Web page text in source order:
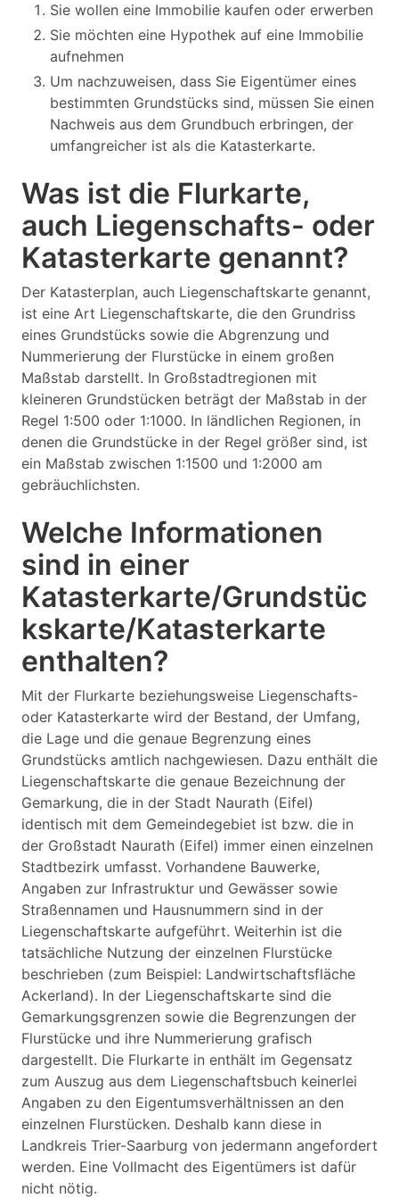
Sie wollen eine Immobilie kaufen oder erwerben
Sie möchten eine Hypothek auf eine Immobilie
aufnehmen
Um nachzuweisen, dass Sie Eigentümer eines
bestimmten Grundstücks sind, müssen Sie einen
Nachweis aus dem Grundbuch erbringen, der
umfangreicher ist als die Katasterkarte.
Was ist die Flurkarte,
auch Liegenschafts- oder
Katasterkarte genannt?
Der Katasterplan, auch Liegenschaftskarte genannt,
ist eine Art Liegenschaftskarte, die den Grundriss
eines Grundstücks sowie die Abgrenzung und
Nummerierung der Flurstücke in einem großen
Maßstab darstellt. In Großstadtregionen mit
kleineren Grundstücken beträgt der Maßstab in der
Regel 1:500 oder 1:1000. In ländlichen Regionen, in
denen die Grundstücke in der Regel größer sind, ist
ein Maßstab zwischen 1:1500 und 1:2000 am
gebräuchlichsten.
Welche Informationen
sind in einer
Katasterkarte/Grundstüc
kskarte/Katasterkarte
enthalten?
Mit der Flurkarte beziehungsweise Liegenschafts-
oder Katasterkarte wird der Bestand, der Umfang,
die Lage und die genaue Begrenzung eines
Grundstücks amtlich nachgewiesen. Dazu enthält die
Liegenschaftskarte die genaue Bezeichnung der
Gemarkung, die in der Stadt Naurath (Eifel)
identisch mit dem Gemeindegebiet ist bzw. die in
der Großstadt Naurath (Eifel) immer einen einzelnen
Stadtbezirk umfasst. Vorhandene Bauwerke,
Angaben zur Infrastruktur und Gewässer sowie
Straßennamen und Hausnummern sind in der
Liegenschaftskarte aufgeführt. Weiterhin ist die
tatsächliche Nutzung der einzelnen Flurstücke
beschrieben (zum Beispiel: Landwirtschaftsfläche
Ackerland). In der Liegenschaftskarte sind die
Gemarkungsgrenzen sowie die Begrenzungen der
Flurstücke und ihre Nummerierung grafisch
dargestellt. Die Flurkarte in enthält im Gegensatz
zum Auszug aus dem Liegenschaftsbuch keinerlei
Angaben zu den Eigentumsverhältnissen an den
einzelnen Flurstücken. Deshalb kann diese in
Landkreis Trier-Saarburg von jedermann angefordert
werden. Eine Vollmacht des Eigentümers ist dafür
nicht nötig.